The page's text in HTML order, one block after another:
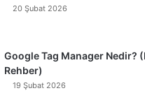
20 Şubat 2026
Google Tag Manager Nedir?
Rehber)
19 Şubat 2026